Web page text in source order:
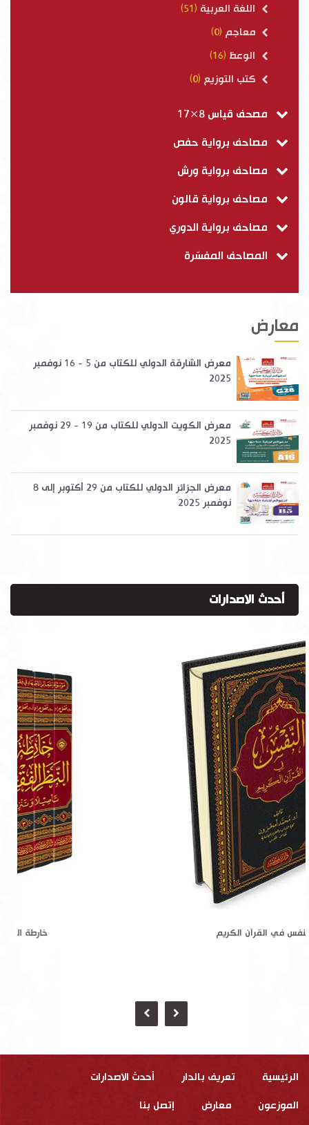
اللغة العربية (51)
معاجم (0)
الوعظ (16)
كتب التوزيع (0)
مصحف قياس 8×17
مصاحف برواية حفص
مصاحف برواية ورش
مصاحف برواية قالون
مصاحف برواية الدوري
المصاحف المفسّرة
معارض
معرض الشارقة الدولي للكتاب من 5 - 16 نوفمبر
2025
معرض الكويت الدولي للكتاب من 19 - 29 نوفمبر
2025
معرض الجزائر الدولي للكتاب من 29 أكتوبر إلى 8
نوفمبر 2025
أحدث الاصدارات
الرئيسية تعريف بالدار أحدث الاصدارات
الموزعون معارض إتصل بنا